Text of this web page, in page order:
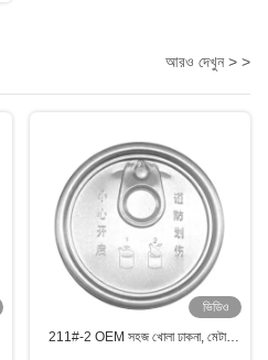
আরও দেখুন > >
ভিডিও
211#-2 OEM সহজ খোলা ঢাকনা, মেটাল